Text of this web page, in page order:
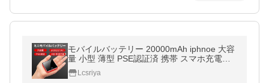
モバイルバッテリー 20000mAh iphnoe 大容
量 小型 薄型 PSE認証済 携帯 スマホ充電器
二台同時充電 残量表示 持ち運び iphone/And
roidLcsriya